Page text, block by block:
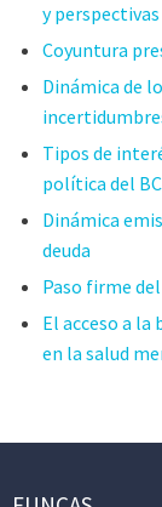
y
Coyuntura
Dinámica de
Tipos de
política del
Dinámica
deuda
Paso firme
El acceso a la
en la salud